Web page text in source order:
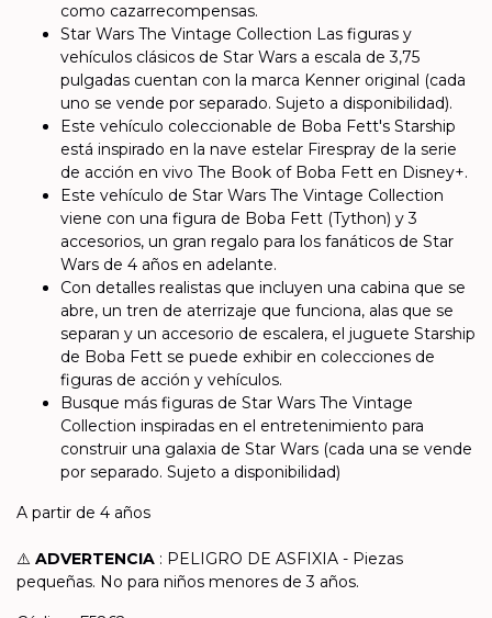
como cazarrecompensas.
Star Wars The Vintage Collection Las figuras y
vehículos clásicos de Star Wars a escala de 3,75
pulgadas cuentan con la marca Kenner original (cada
uno se vende por separado. Sujeto a disponibilidad).
Este vehículo coleccionable de Boba Fett's Starship
está inspirado en la nave estelar Firespray de la serie
de acción en vivo The Book of Boba Fett en Disney+.
Este vehículo de Star Wars The Vintage Collection
viene con una figura de Boba Fett (Tython) y 3
accesorios, un gran regalo para los fanáticos de Star
Wars de 4 años en adelante.
Con detalles realistas que incluyen una cabina que se
abre, un tren de aterrizaje que funciona, alas que se
separan y un accesorio de escalera, el juguete Starship
de Boba Fett se puede exhibir en colecciones de
figuras de acción y vehículos.
Busque más figuras de Star Wars The Vintage
Collection inspiradas en el entretenimiento para
construir una galaxia de Star Wars (cada una se vende
por separado. Sujeto a disponibilidad)
A partir de 4 años
⚠️ ADVERTENCIA : PELIGRO DE ASFIXIA - Piezas
pequeñas. No para niños menores de 3 años.